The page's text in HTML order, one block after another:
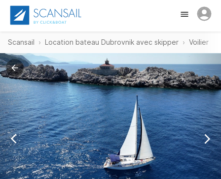
Scansail Location bateau Dubrovnik avec skipper Voilier